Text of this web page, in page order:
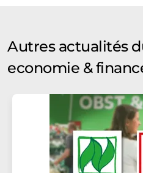
Autres actualités
economie &